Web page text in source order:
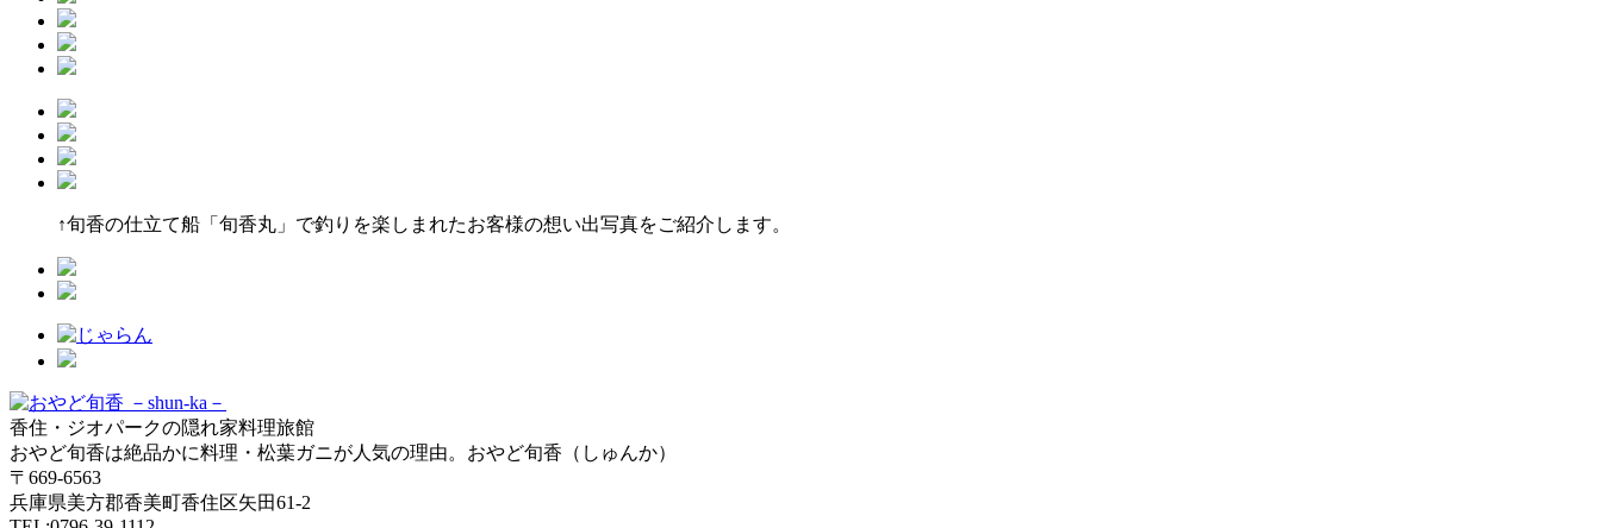
↑旬香の仕立て船「旬香丸」で釣りを楽しまれたお客様の想い出写真をご紹介します。
香住・ジオパークの隠れ家料理旅館
おやど旬香は絶品かに料理・松葉ガニが人気の理由。おやど旬香（しゅんか）
〒669-6563
兵庫県美方郡香美町香住区矢田61-2